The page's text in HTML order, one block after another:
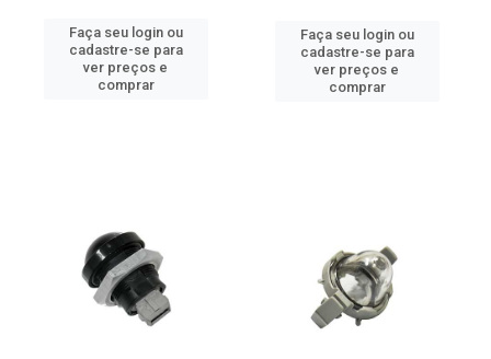
Faça seu login ou
cadastre-se para
ver preços e
comprar
Faça seu login ou
cadastre-se para
ver preços e
comprar